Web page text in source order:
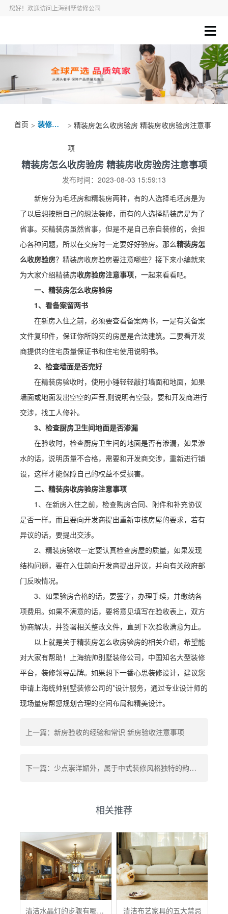
您好！欢迎访问上海别墅装修公司
首页 > 装修资讯 > 精装房怎么收房验房 精装房收房验房注意事
项
精装房怎么收房验房 精装房收房验房注意事项
发布时间：2023-08-03 15:59:13
新房分为毛坯房和精装房两种，有的人选择毛坯房是为
了以后想按照自己的想法装修，而有的人选择精装房是为了
省事。买精装房虽然省事，但是不是自己亲自装修的，会担
心各种问题，所以在交房时一定要好好验房。那么精装房怎
么收房验房？精装房收房验房要注意哪些？接下来小编就来
为大家介绍精装房收房验房注意事项，一起来看看吧。
一、精装房怎么收房验房
1、看备案留两书
在新房入住之前，必须要查看备案两书，一是有关备案
文件复印件，保证你所购买的房屋是合法建筑。二要看开发
商提供的住宅质量保证书和住宅使用说明书。
2、检查墙面是否完好
在精装房验收时，使用小锤轻轻敲打墙面和地面，如果
墙面或地面发出空空的声音,则说明有空鼓，要和开发商进行
交涉，找工人修补。
3、检查厨房卫生间地面是否渗漏
在验收时，检查厨房卫生间的地面是否有渗漏，如果渗
水的话，说明质量不合格，需要和开发商交涉，重新进行铺
设，这样才能保障自己的权益不受损害。
二、精装房收房验房注意事项
1、在新房入住之前，检查购房合同、附件和补充协议
是否一样。而且要向开发商提出重新审核房屋的要求，若有
异议的话，要提出交涉。
2、精装房验收一定要认真检查房屋的质量，如果发现
结构问题，要在入住前向开发商提出异议，并向有关政府部
门反映情况。
3、如果验房合格的话，要签字，办理手续，并缴纳各
项费用。如果不满意的话，要将意见填写在验收表上，双方
协商解决，并签署相关整改文件，直到下次验收满意为止。
以上就是关于精装房怎么收房验房的相关介绍，希望能
对大家有帮助！上海统帅别墅装修公司，中国知名大型装修
平台，装修领导品牌。如果想下一番心思装修设计，建议您
申请上海统帅别墅装修公司的*设计服务，通过专业设计师的
现场量房帮您规划合理的空间布局和精美设计。
上一篇：新房验收的经验和常识 新房验收注意事项
下一篇：少点崇洋媚外，属于中式装修风格独特的韵味！
相关推荐
清洁水晶灯的步骤有哪些？ 清洁布艺家具的五大禁忌